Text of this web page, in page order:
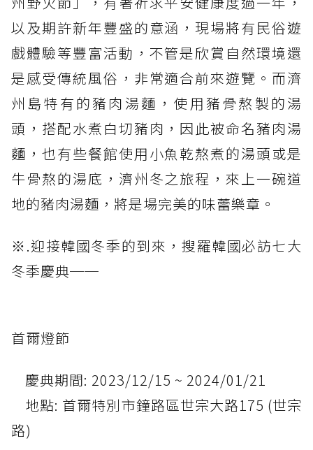
以及期許新年豐盛的意涵，現場將有民俗遊
戲體驗等豐富活動，不管是欣賞自然環境還
是感受傳統風俗，非常適合前來遊覽。而濟
州島特有的豬肉湯麵，使用豬骨熬製的湯
頭，搭配水煮白切豬肉，因此被命名豬肉湯
麵，也有些餐館使用小魚乾熬煮的湯頭或是
牛骨熬的湯底，濟州冬之旅程，來上一碗道
地的豬肉湯麵，將是場完美的味蕾樂章。
※.迎接韓國冬季的到來，搜羅韓國必訪七大
冬季慶典──
首爾燈節
慶典期間: 2023/12/15 ~ 2024/01/21
地點: 首爾特別市鐘路區世宗大路175 (世宗
路)